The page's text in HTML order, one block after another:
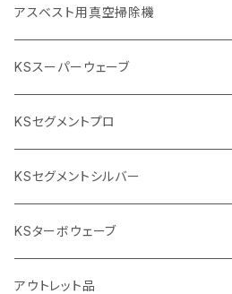
本体
ダイヤモンドホイール
ブリック＆ブロック用切断機
穴あけ用工具
タイルニッパー
プロ用鏝（こて）
吸着盤
その他
低速回転
高速回転
付属品
撹拌羽根
撹拌軸
手動工具
押し切り（手動切断機
押し切り替え刃（手動切断機替え刃
電動工具
電動切断機
タイルパッチ（ビブラート
アスベスト用真空掃除機
KSスーパーウェーブ
105mm（4インチ）
125ｍｍ（5インチ）
KSセグメントプロ
105mm（4インチ）
通常品
ビス穴付き
125mm（5インチ）
通常品
150ｍｍ（6インチ）
KSセグメントシルバー
105mm（4インチ）
125mm（5インチ）
KSターボウェーブ
105mm（4インチ）
アウトレット品